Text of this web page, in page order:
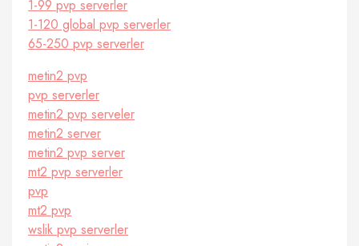
1-99 pvp serverler
1-120 global pvp serverler
65-250 pvp serverler
metin2 pvp
pvp serverler
metin2 pvp serveler
metin2 server
metin2 pvp server
mt2 pvp serverler
pvp
mt2 pvp
wslik pvp serverler